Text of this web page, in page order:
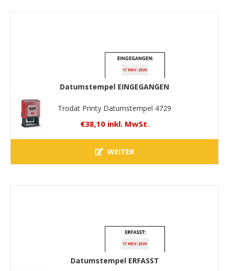
Datumstempel EINGEGANGEN
Trodat Printy Datumstempel 4729
€38,10 inkl. MwSt.
WEITER
Datumstempel ERFASST